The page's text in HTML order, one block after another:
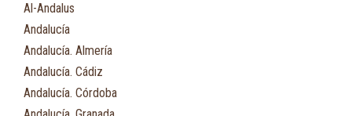
Al-Andalus
Andalucía
Andalucía. Almería
Andalucía. Cádiz
Andalucía. Córdoba